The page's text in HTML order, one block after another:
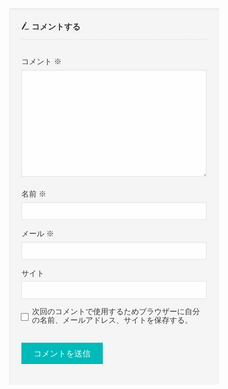
コメントする
コメント ※
名前 ※
メール ※
サイト
次回のコメントで使用するためブラウザーに自分
の名前、メールアドレス、サイトを保存する。